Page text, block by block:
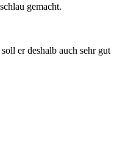
gemacht.
er deshalb auch sehr gut